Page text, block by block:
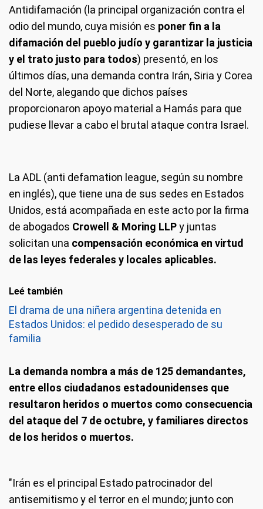
Antidifamación (la principal organización contra el
odio del mundo, cuya misión es poner fin a la
difamación del pueblo judío y garantizar la justicia
y el trato justo para todos) presentó, en los
últimos días, una demanda contra Irán, Siria y Corea
del Norte, alegando que dichos países
proporcionaron apoyo material a Hamás para que
pudiese llevar a cabo el brutal ataque contra Israel.
La ADL (anti defamation league, según su nombre
en inglés), que tiene una de sus sedes en Estados
Unidos, está acompañada en este acto por la firma
de abogados Crowell & Moring LLPy juntas
solicitan una compensación económica en virtud
de las leyes federales y locales aplicables.
Leé también
El drama de una niñera argentina detenida en
Estados Unidos: el pedido desesperado de su
familia
La demanda nombra a más de 125 demandantes,
entre ellos ciudadanos estadounidenses que
resultaron heridos o muertos como consecuencia
del ataque del 7 de octubre, y familiares directos
de los heridos o muertos.
"Irán es el principal Estado patrocinador del
antisemitismo y el terror en el mundo; junto con